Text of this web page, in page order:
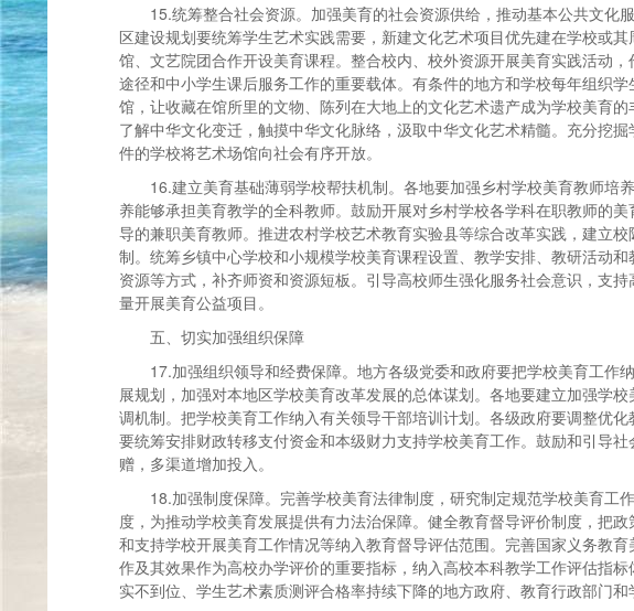
15.统筹整合社会资源。加强美育的社会资源供给，推动基本公共文化
区建设规划要统筹学生艺术实践需要，新建文化艺术项目优先建在学校或
馆、文艺院团合作开设美育课程。整合校内、校外资源开展美育实践活动
途径和中小学生课后服务工作的重要载体。有条件的地方和学校每年组织
馆，让收藏在馆所里的文物、陈列在大地上的文化艺术遗产成为学校美育
了解中华文化变迁，触摸中华文化脉络，汲取中华文化艺术精髓。充分挖
件的学校将艺术场馆向社会有序开放。
16.建立美育基础薄弱学校帮扶机制。各地要加强乡村学校美育教师培
养能够承担美育教学的全科教师。鼓励开展对乡村学校各学科在职教师的
导的兼职美育教师。推进农村学校艺术教育实验县等综合改革实践，建立
制。统筹乡镇中心学校和小规模学校美育课程设置、教学安排、教研活动
资源等方式，补齐师资和资源短板。引导高校师生强化服务社会意识，支
量开展美育公益项目。
五、切实加强组织保障
17.加强组织领导和经费保障。地方各级党委和政府要把学校美育工作
展规划，加强对本地区学校美育改革发展的总体谋划。各地要建立加强学
调机制。把学校美育工作纳入有关领导干部培训计划。各级政府要调整优
要统筹安排财政转移支付资金和本级财力支持学校美育工作。鼓励和引导
赠，多渠道增加投入。
18.加强制度保障。完善学校美育法律制度，研究制定规范学校美育工
度，为推动学校美育发展提供有力法治保障。健全教育督导评价制度，把
和支持学校开展美育工作情况等纳入教育督导评估范围。完善国家义务教
作及其效果作为高校办学评价的重要指标，纳入高校本科教学工作评估指
实不到位、学生艺术素质测评合格率持续下降的地方政府、教育行政部门和